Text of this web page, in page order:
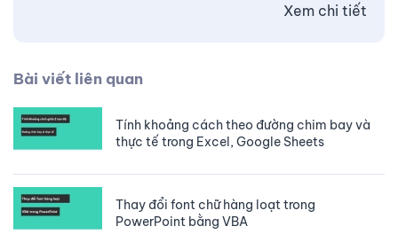
Xem chi tiết
Bài viết liên quan
Tính khoảng cách theo đường chim bay và
thực tế trong Excel, Google Sheets
Thay đổi font chữ hàng loạt trong
PowerPoint bằng VBA